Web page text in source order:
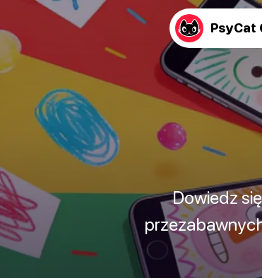
PsyCat
Dowiedz